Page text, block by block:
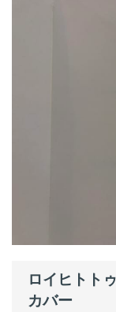
ロイヒトト
カバー